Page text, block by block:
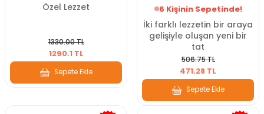
Özel Lezzet
1330.00 TL
1290.1 TL
Sepete Ekle
6 Kişinin Sepetinde!
İki farklı lezzetin bir araya
gelişiyle oluşan yeni bir
tat
506.75 TL
471.28 TL
Sepete Ekle